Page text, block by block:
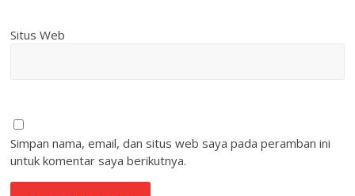
Situs Web
Simpan nama, email, dan situs web saya pada peramban ini
untuk komentar saya berikutnya.